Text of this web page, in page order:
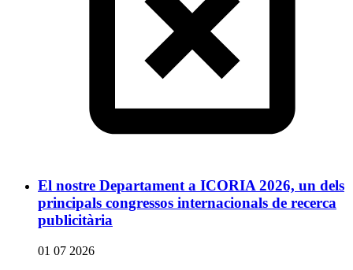
El nostre Departament a ICORIA 2026, un dels
principals congressos internacionals de recerca
publicitària
01 07 2026